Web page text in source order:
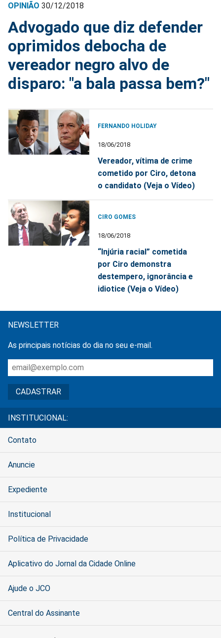
OPINIÃO 30/12/2018
Advogado que diz defender
oprimidos debocha de
vereador negro alvo de
disparo: "a bala passa bem?"
FERNANDO HOLIDAY
18/06/2018
Vereador, vítima de crime
cometido por Ciro, detona
o candidato (Veja o Vídeo)
CIRO GOMES
18/06/2018
“Injúria racial” cometida
por Ciro demonstra
destempero, ignorância e
idiotice (Veja o Vídeo)
NEWSLETTER
As principais notícias do dia no seu e-mail.
INSTITUCIONAL:
Contato
Anuncie
Expediente
Institucional
Política de Privacidade
Aplicativo do Jornal da Cidade Online
Ajude o JCO
Central do Assinante